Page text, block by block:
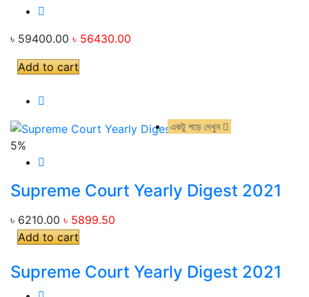
৳ 59400.00 ৳ 56430.00
Add to cart
5%
একটু পড়ে দেখুন
Supreme Court Yearly Digest 2021
৳ 6210.00 ৳ 5899.50
Add to cart
Supreme Court Yearly Digest 2021
একটু পড়ে দেখুন